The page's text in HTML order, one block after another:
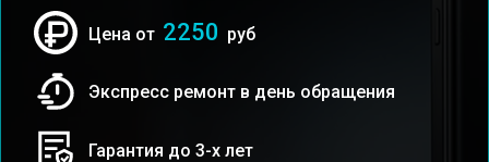
Цена от 2250 руб
Экспресс ремонт в день обращения
Гарантия до 3-х лет